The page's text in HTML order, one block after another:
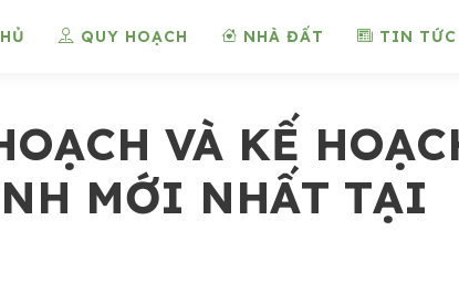
QUY HOẠCH NHÀ ĐẤT TIN TỨC
VÀ KẾ
MỚI NHẤT TẠI